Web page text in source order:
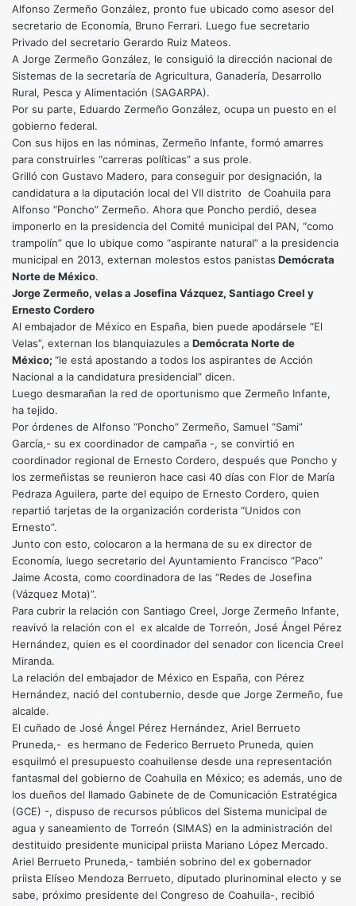
Alfonso Zermeño González, pronto fue ubicado como asesor del
secretario de Economía, Bruno Ferrari. Luego fue secretario
Privado del secretario Gerardo Ruiz Mateos.
A Jorge Zermeño González, le consiguió la dirección nacional de
Sistemas de la secretaría de Agricultura, Ganadería, Desarrollo
Rural, Pesca y Alimentación (SAGARPA).
Por su parte, Eduardo Zermeño González, ocupa un puesto en el
gobierno federal.
Con sus hijos en las nóminas, Zermeño Infante, formó amarres
para construirles “carreras políticas” a sus prole.
Grilló con Gustavo Madero, para conseguir por designación, la
candidatura a la diputación local del VII distrito de Coahuila para
Alfonso “Poncho” Zermeño. Ahora que Poncho perdió, desea
imponerlo en la presidencia del Comité municipal del PAN, “como
trampolín” que lo ubique como “aspirante natural” a la presidencia
municipal en 2013, externan molestos estos panistas Demócrata
Norte de México.
Jorge Zermeño, velas a Josefina Vázquez, Santiago Creel y
Ernesto Cordero
Al embajador de México en España, bien puede apodársele “El
Velas”, externan los blanquiazules a Demócrata Norte de
México; “le está apostando a todos los aspirantes de Acción
Nacional a la candidatura presidencial” dicen.
Luego desmarañan la red de oportunismo que Zermeño Infante,
ha tejido.
Por órdenes de Alfonso “Poncho” Zermeño, Samuel “Sami”
García,- su ex coordinador de campaña -, se convirtió en
coordinador regional de Ernesto Cordero, después que Poncho y
los zermeñistas se reunieron hace casi 40 días con Flor de María
Pedraza Aguilera, parte del equipo de Ernesto Cordero, quien
repartió tarjetas de la organización corderista “Unidos con
Ernesto”.
Junto con esto, colocaron a la hermana de su ex director de
Economía, luego secretario del Ayuntamiento Francisco “Paco”
Jaime Acosta, como coordinadora de las “Redes de Josefina
(Vázquez Mota)”.
Para cubrir la relación con Santiago Creel, Jorge Zermeño Infante,
reavivó la relación con el ex alcalde de Torreón, José Ángel Pérez
Hernández, quien es el coordinador del senador con licencia Creel
Miranda.
La relación del embajador de México en España, con Pérez
Hernández, nació del contubernio, desde que Jorge Zermeño, fue
alcalde.
El cuñado de José Ángel Pérez Hernández, Ariel Berrueto
Pruneda,- es hermano de Federico Berrueto Pruneda, quien
esquilmó el presupuesto coahuilense desde una representación
fantasmal del gobierno de Coahuila en México; es además, uno de
los dueños del llamado Gabinete de de Comunicación Estratégica
(GCE) -, dispuso de recursos públicos del Sistema municipal de
agua y saneamiento de Torreón (SIMAS) en la administración del
destituido presidente municipal priista Mariano López Mercado.
Ariel Berrueto Pruneda,- también sobrino del ex gobernador
priista Elíseo Mendoza Berrueto, diputado plurinominal electo y se
sabe, próximo presidente del Congreso de Coahuila-, recibió